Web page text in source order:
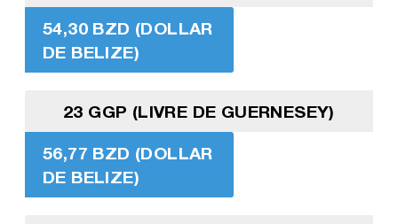
54,30 BZD (DOLLAR
DE BELIZE)
23 GGP (LIVRE DE GUERNESEY)
56,77 BZD (DOLLAR
DE BELIZE)